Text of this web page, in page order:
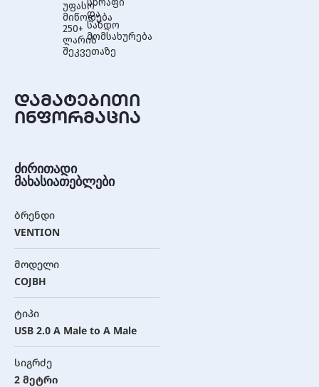
უფასო
მიწოდება
250+
ლარის
შეკვეთაზე
და
სანდო
მომსახურება
დამატებითი
ინფორმაცია
ძირითადი
მახასიათებლები
ბრენდი
VENTION
მოდელი
COJBH
ტიპი
USB 2.0 A Male to A Male
სიგრძე
2 მეტრი